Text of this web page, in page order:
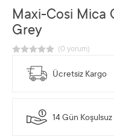
Maxi-Cosi Mica
Grey
Ücretsiz Kargo
14 Gün Koşulsuz